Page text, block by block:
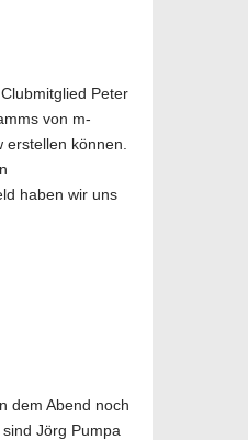
Peter
von m-
können.
haben wir uns
dem Abend noch
Jörg Pumpa